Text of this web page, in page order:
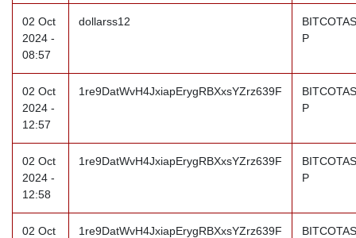
02 Oct
2024 -
08:57
dollarss12
P
02 Oct
2024 -
12:57
1re9DatWvH4JxiapErygRBXxsYZrz639F
P
02 Oct
2024 -
12:58
1re9DatWvH4JxiapErygRBXxsYZrz639F
P
02 Oct
1re9DatWvH4JxiapErygRBXxsYZrz639F